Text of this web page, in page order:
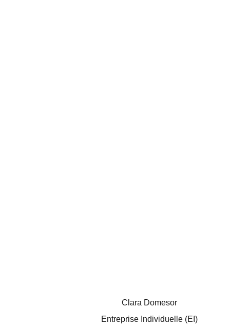
Clara Domesor
Entreprise Individuelle (EI)